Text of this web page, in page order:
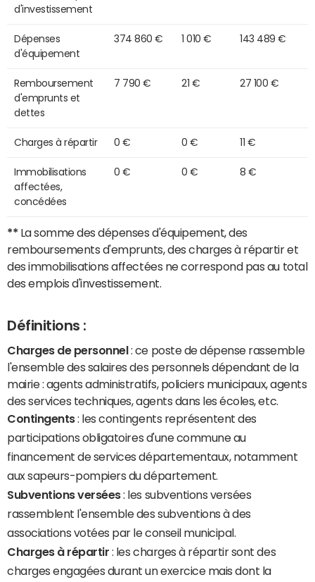
d'investissement
Dépenses
d'équipement
374 860 € 1 010 € 143 489 €
Remboursement
d'emprunts et
dettes
7 790 € 21 € 27 100 €
Charges à répartir 0 € 0 € 11 €
Immobilisations
affectées,
concédées
0 € 0 € 8 €
** La somme des dépenses d'équipement, des
remboursements d'emprunts, des charges à répartir et
des immobilisations affectées ne correspond pas au total
des emplois d'investissement.
Définitions :
Charges de personnel : ce poste de dépense rassemble
l'ensemble des salaires des personnels dépendant de la
mairie : agents administratifs, policiers municipaux, agents
des services techniques, agents dans les écoles, etc.
Contingents: les contingents représentent des
participations obligatoires d'une commune au
financement de services départementaux, notamment
aux sapeurs-pompiers du département.
Subventions versées: les subventions versées
rassemblent l'ensemble des subventions à des
associations votées par le conseil municipal.
Charges à répartir : les charges à répartir sont des
charges engagées durant un exercice mais dont la